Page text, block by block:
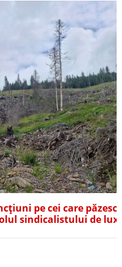
pe cei care păzesc
sindicalistului de lux